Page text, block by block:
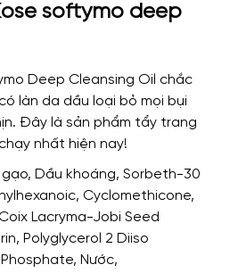
softymo deep
Deep Cleansing Oil chắc
làn da dầu loại bỏ mọi bụi
Đây là sản phẩm tẩy trang
nhất hiện nay!
Dầu khoáng, Sorbeth-30
Cyclomethicone,
Lacryma-Jobi Seed
Polyglycerol 2 Diiso
Nước,